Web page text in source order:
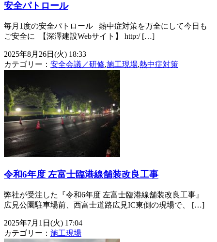
安全パトロール
毎月1度の安全パトロール 熱中症対策を万全にして今日も
ご安全に ⁡ 【深澤建設Webサイト】 http:/ […]
2025年8月26日(火) 18:33
カテゴリー： 安全会議／研修,施工現場,熱中症対策
令和6年度 左富士臨港線舗装改良工事
弊社が受注した『令和6年度 左富士臨港線舗装改良工事』
広見公園駐車場前、西富士道路広見IC東側の現場で、 […]
2025年7月1日(火) 17:04
カテゴリー： 施工現場